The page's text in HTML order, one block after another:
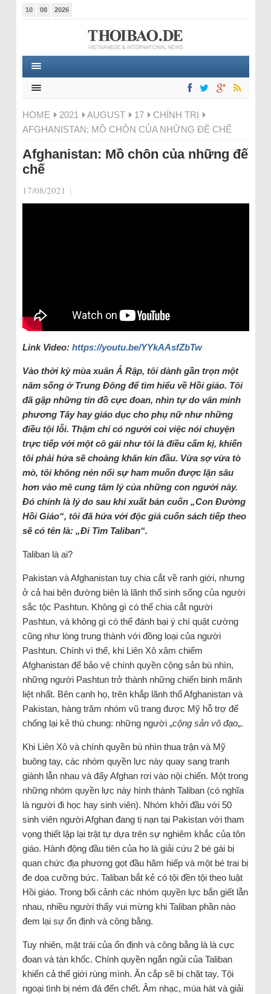
10 08 2026
HOME 2021 AUGUST 17
CHÍNH TRỊ
AFGHANISTAN: MỒ CHÔN CỦA NHỮNG ĐẾ CHẾ
Afghanistan: Mồ chôn của những đế
chế
17/08/2021 |
Link Video: https://youtu.be/YYkAAsfZbTw
Vào thời kỳ mùa xuân Ả Rập, tôi dành gần trọn một
năm sống ở Trung Đông để tìm hiểu về Hồi giáo. Tôi
đã gặp những tín đồ cực đoan, nhìn tự do văn minh
phương Tây hay giáo dục cho phụ nữ như những
điều tội lỗi. Thậm chí có người coi việc nói chuyện
trực tiếp với một cô gái như tôi là điều cấm kị, khiến
tôi phải hứa sẽ choàng khăn kín đầu. Vừa sợ vừa tò
mò, tôi không nén nổi sự ham muốn được lặn sâu
hơn vào mê cung tâm lý của những con người này.
Đó chính là lý do sau khi xuất bản cuốn „Con Đường
Hồi Giáo“, tôi đã hứa với độc giả cuốn sách tiếp theo
sẽ có tên là: „Đi Tìm Taliban“.
Taliban là ai?
Pakistan và Afghanistan tuy chia cắt về ranh giới, nhưng
ở cả hai bên đường biên là lãnh thổ sinh sống của người
sắc tộc Pashtun. Không gì có thể chia cắt người
Pashtun, và không gì có thể đánh bại ý chí quật cường
cũng như lòng trung thành với đồng loại của người
Pashtun. Chính vì thế, khi Liên Xô xâm chiếm
Afghanistan để bảo vệ chính quyền cộng sản bù nhìn,
những người Pashtun trở thành những chiến binh mãnh
liệt nhất. Bên cạnh họ, trên khắp lãnh thổ Afghanistan và
Pakistan, hàng trăm nhóm vũ trang được Mỹ hỗ trợ để
chống lại kẻ thù chung: những người „cộng sản vô đạo„.
Khi Liên Xô và chính quyền bù nhìn thua trận và Mỹ
buông tay, các nhóm quyền lực này quay sang tranh
giành lẫn nhau và đẩy Afghan rơi vào nội chiến. Một trong
những nhóm quyền lực này hình thành Taliban (có nghĩa
là người đi học hay sinh viên). Nhóm khởi đầu với 50
sinh viên người Afghan đang tị nạn tại Pakistan với tham
vọng thiết lập lại trật tự dựa trên sự nghiêm khắc của tôn
giáo. Hành động đầu tiên của họ là giải cứu 2 bé gái bị
quan chức địa phương gọt đầu hãm hiếp và một bé trai bị
đe dọa cưỡng bức. Taliban bắt kẻ có tội đền tội theo luật
Hồi giáo. Trong bối cảnh các nhóm quyền lực bắn giết lẫn
nhau, nhiều người thấy vui mừng khi Taliban phần nào
đem lại sự ổn định và công bằng.
Tuy nhiên, mặt trái của ổn định và công bằng là là cực
đoan và tàn khốc. Chính quyền ngắn ngủi của Taliban
khiến cả thế giới rùng mình. Ăn cắp sẽ bị chặt tay. Tội
ngoại tình bị ném đá đến chết. Âm nhạc, múa hát và giải